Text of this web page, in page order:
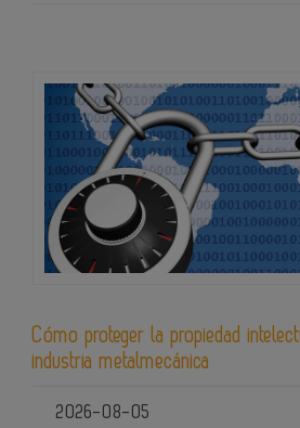
Cómo proteger la propiedad
industria metalmecánica
2026-08-05